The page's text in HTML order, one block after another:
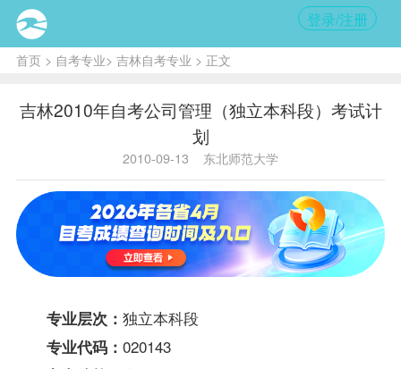
登录/注册
首页> 自考专业> 吉林自考专业 > 正文
吉林2010年自考公司管理（独立本科段）考试计
划
2010-09-13 东北师范大学
专业层次： 独立本科段
专业代码： 020143